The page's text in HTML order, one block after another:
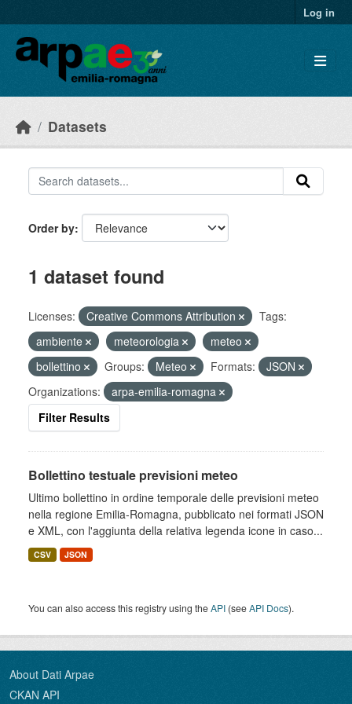
Log in
Datasets
Order by
1 dataset found
Licenses: Creative Commons Attribution
Tags:
ambiente
meteorologia
meteo
bollettino
Groups: Meteo Formats:
JSON
Organizations:
arpa-emilia-romagna
Filter Results
Bollettino testuale previsioni meteo
Ultimo bollettino in ordine temporale delle previsioni meteo
nella regione Emilia-Romagna, pubblicato nei formati JSON
e XML, con l'aggiunta della relativa legenda icone in caso...
CSV JSON
You can also access this registry using theAPI (seeAPI Docs).
About Dati Arpae
CKAN API